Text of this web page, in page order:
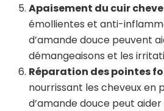
Apaisement du cuir
émollientes et anti-
d’amande douce peuvent
démangeaisons et les
Réparation des pointes
nourrissant les cheveux en
d’amande douce peut